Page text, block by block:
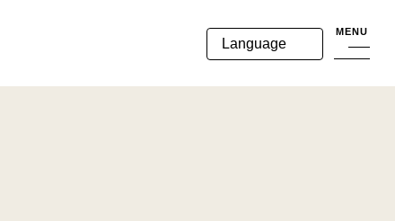
MENU
Language